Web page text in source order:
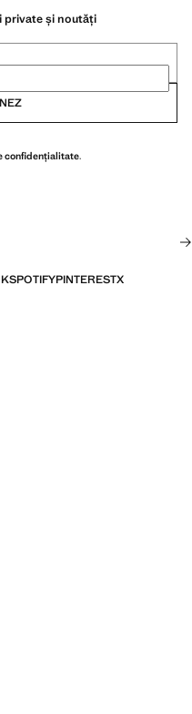
private și noutăți
confidențialitate.
SPOTIFYPINTERESTX